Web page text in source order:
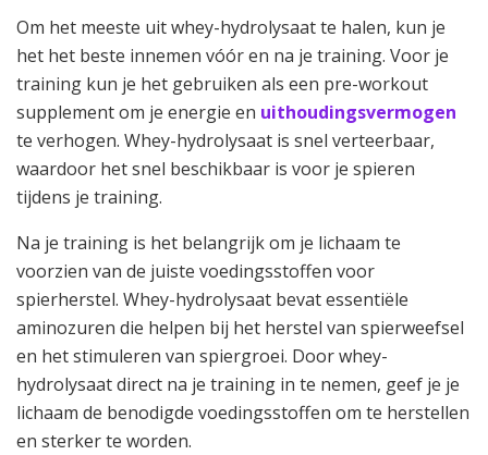
Om het meeste uit whey-hydrolysaat te halen, kun je
het het beste innemen vóór en na je training. Voor je
training kun je het gebruiken als een pre-workout
supplement om je energie en uithoudingsvermogen
te verhogen. Whey-hydrolysaat is snel verteerbaar,
waardoor het snel beschikbaar is voor je spieren
tijdens je training.
Na je training is het belangrijk om je lichaam te
voorzien van de juiste voedingsstoffen voor
spierherstel. Whey-hydrolysaat bevat essentiële
aminozuren die helpen bij het herstel van spierweefsel
en het stimuleren van spiergroei. Door whey-
hydrolysaat direct na je training in te nemen, geef je je
lichaam de benodigde voedingsstoffen om te herstellen
en sterker te worden.